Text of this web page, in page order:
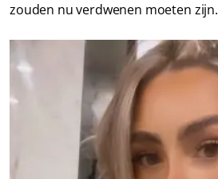
zouden nu verdwenen moeten zijn.